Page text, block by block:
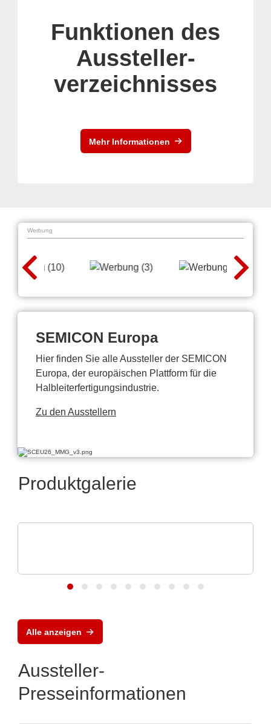
Funktionen des
Aussteller-
verzeichnisses
Mehr Informationen
Werbung
SEMICON Europa
Hier finden Sie alle Aussteller der SEMICON
Europa, der europäischen Plattform für die
Halbleiterfertigungsindustrie.
Zu den Ausstellern
Produktgalerie
Alle anzeigen
Aussteller-
Presseinformationen